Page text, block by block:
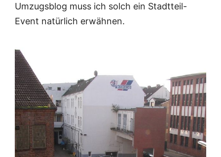
Umzugsblog muss ich solch ein Stadtteil-
Event natürlich erwähnen.